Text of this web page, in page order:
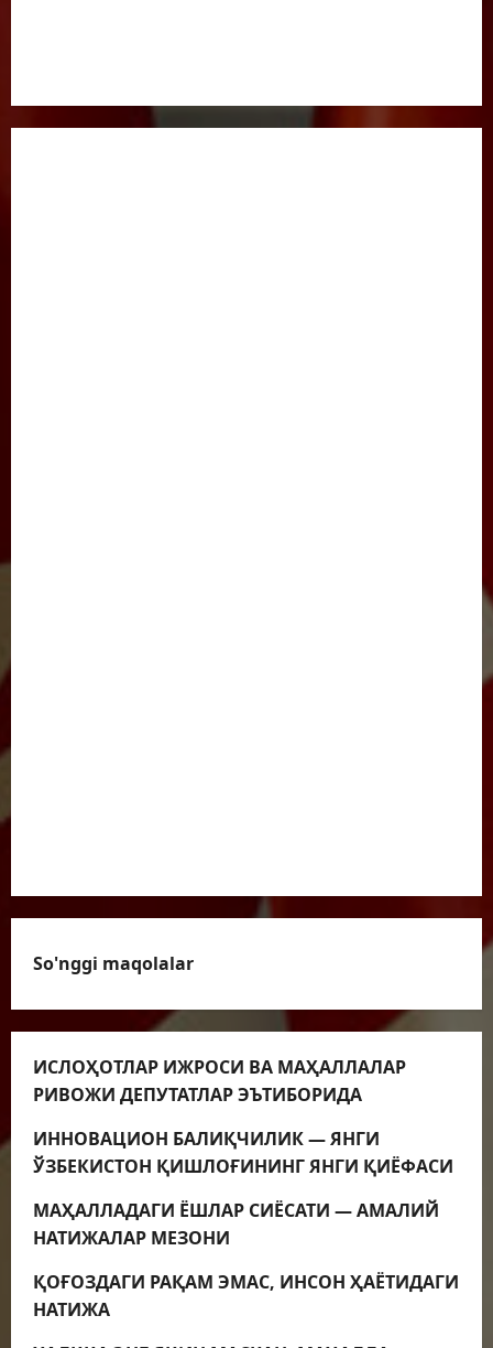
So'nggi maqolalar
ИСЛОҲОТЛАР ИЖРОСИ ВА МАҲАЛЛАЛАР
РИВОЖИ ДЕПУТАТЛАР ЭЪТИБОРИДА
ИННОВАЦИОН БАЛИҚЧИЛИК — ЯНГИ
ЎЗБЕКИСТОН ҚИШЛОҒИНИНГ ЯНГИ ҚИЁФАСИ
МАҲАЛЛАДАГИ ЁШЛАР СИЁСАТИ — АМАЛИЙ
НАТИЖАЛАР МЕЗОНИ
ҚОҒОЗДАГИ РАҚАМ ЭМАС, ИНСОН ҲАЁТИДАГИ
НАТИЖА